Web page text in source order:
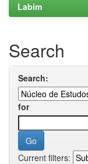
Labim
Search
Search:
for
Current filters: